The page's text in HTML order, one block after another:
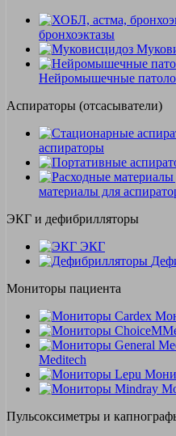
бронхоэктазы
Нейромышечные
Аспираторы (отсасыватели)
аспираторы
материалы для
ЭКГ и дефибрилляторы
ЭКГ
Мониторы пациента
Meditech
Пульсоксиметры и